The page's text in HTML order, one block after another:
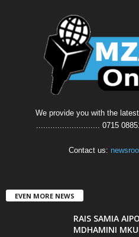
We provide you with the
........................... 0715
Contact us:
EVEN MORE NEWS
RAIS SAMIA
MDHAMINI